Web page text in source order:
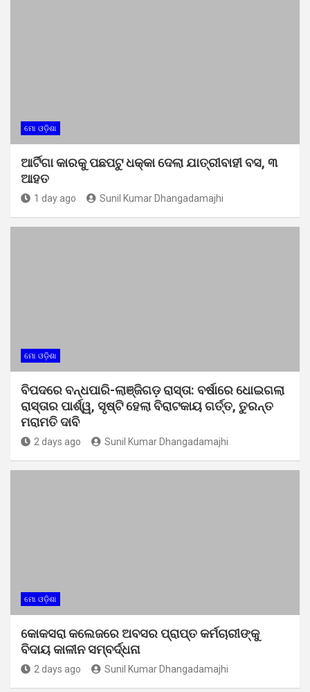
ମୋ ଓଡ଼ିଶା
ଆର୍ଟିଗା କାରକୁ ପଛପଟୁ ଧକ୍କା ଦେଲା ଯାତ୍ରୀବାହୀ ବସ, ୩
ଆହତ
1 day ago Sunil Kumar Dhangadamajhi
ମୋ ଓଡ଼ିଶା
ବିପଦରେ ବନ୍ଧପାରି-ଲାଞ୍ଜିଗଡ଼ ରାସ୍ତା: ବର୍ଷାରେ ଧୋଇଗଲା
ରାସ୍ତାର ପାର୍ଶ୍ୱ, ସୃଷ୍ଟି ହେଲା ବିରାଟକାୟ ଗର୍ତ୍ତ, ତୁରନ୍ତ
ମରାମତି ଦାବି
2 days ago Sunil Kumar Dhangadamajhi
ମୋ ଓଡ଼ିଶା
କୋକସରା କଲେଜରେ ଅବସର ପ୍ରାପ୍ତ କର୍ମଚାରୀଙ୍କୁ
ବିଦାୟ କାଳୀନ ସମ୍ବର୍ଦ୍ଧନା
2 days ago Sunil Kumar Dhangadamajhi